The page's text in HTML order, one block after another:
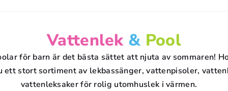
P
R
O
Vattenlek & Pool
för barn är det bästa sättet att njuta av sommaren!
ett stort sortiment av lekbassänger, vattenpisoler,
vattenleksaker för rolig utomhuslek i värmen.